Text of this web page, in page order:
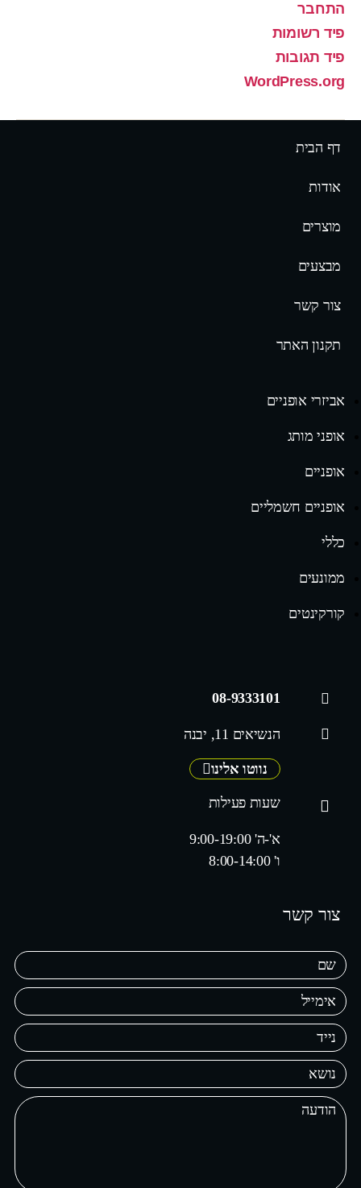
התחבר
פיד רשומות
פיד תגובות
WordPress.org
דף הבית
אודות
מוצרים
מבצעים
צור קשר
תקנון האתר
אביזרי אופניים
אופני מותג
אופניים
אופניים חשמליים
כללי
ממונעים
קורקינטים
08-9333101
הנשיאים 11, יבנה
נווטו אלינו
שעות פעילות
א'-ה' 9:00-19:00
ו' 8:00-14:00
צור קשר